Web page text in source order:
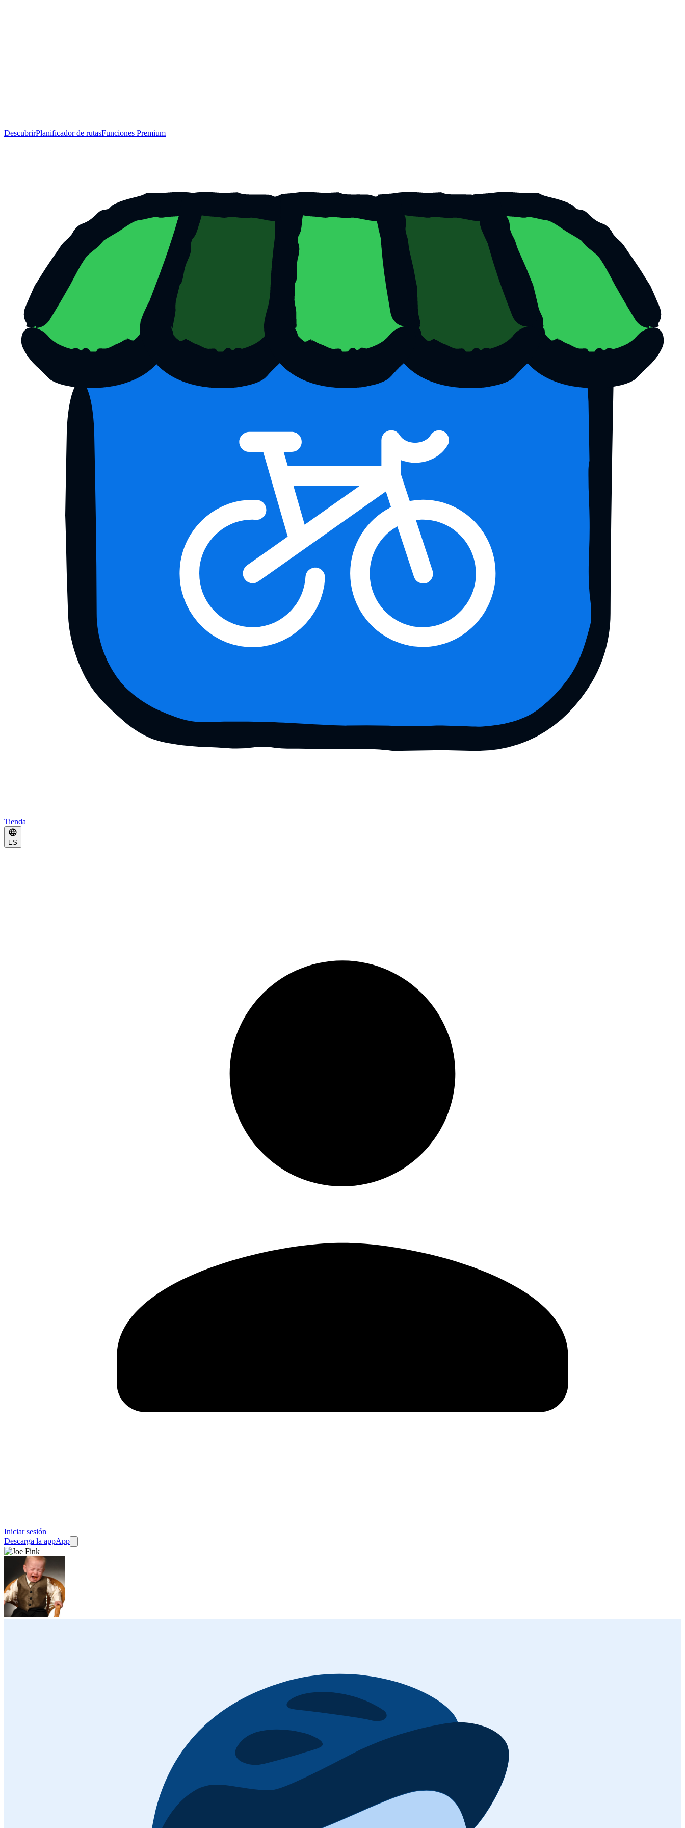
DescubrirPlanificador de rutasFunciones Premium
Tienda
ES
Iniciar sesión
Descarga la appApp